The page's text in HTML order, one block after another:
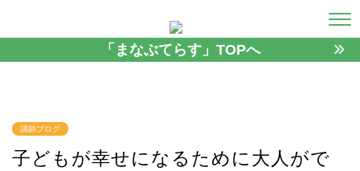
「まなぶてらす」TOPへ
講師ブログ
子どもが幸せになるために大人がで